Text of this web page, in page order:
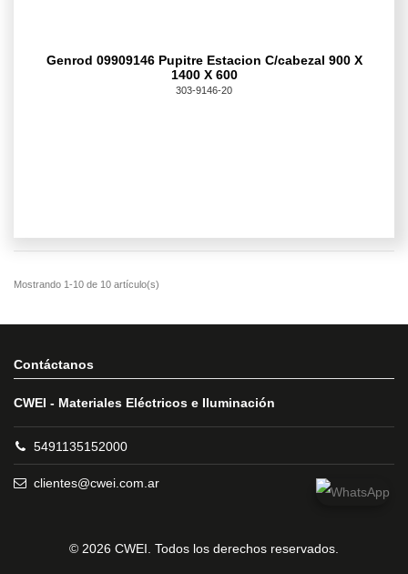
Genrod 09909146 Pupitre Estacion C/cabezal 900 X
1400 X 600
303-9146-20
Contáctanos
CWEI - Materiales Eléctricos e Iluminación
5491135152000
clientes@cwei.com.ar
© 2026 CWEI. Todos los derechos reservados.